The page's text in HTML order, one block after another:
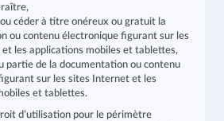
céder à titre onéreux ou gratuit la
ou contenu électronique figurant sur les
les applications mobiles et tablettes,
partie de la documentation ou contenu
sur les sites Internet et les
et tablettes.
d’utilisation pour le périmètre